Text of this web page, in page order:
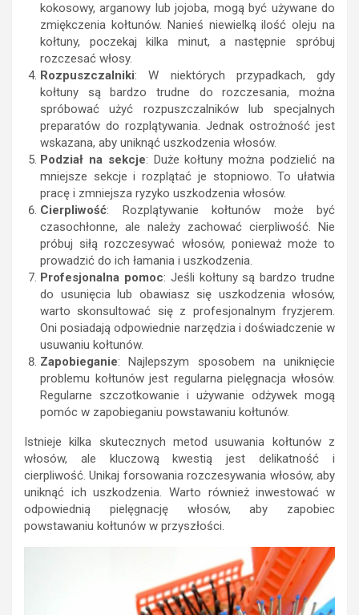
kokosowy, arganowy lub jojoba, mogą być używane do
zmiękczenia kołtunów. Nanieś niewielką ilość oleju na
kołtuny, poczekaj kilka minut, a następnie spróbuj
rozczesać włosy.
Rozpuszczalniki: W niektórych przypadkach, gdy
kołtuny są bardzo trudne do rozczesania, można
spróbować użyć rozpuszczalników lub specjalnych
preparatów do rozplątywania. Jednak ostrożność jest
wskazana, aby uniknąć uszkodzenia włosów.
Podział na sekcje: Duże kołtuny można podzielić na
mniejsze sekcje i rozplątać je stopniowo. To ułatwia
pracę i zmniejsza ryzyko uszkodzenia włosów.
Cierpliwość: Rozplątywanie kołtunów może być
czasochłonne, ale należy zachować cierpliwość. Nie
próbuj siłą rozczesywać włosów, ponieważ może to
prowadzić do ich łamania i uszkodzenia.
Profesjonalna pomoc: Jeśli kołtuny są bardzo trudne
do usunięcia lub obawiasz się uszkodzenia włosów,
warto skonsultować się z profesjonalnym fryzjerem.
Oni posiadają odpowiednie narzędzia i doświadczenie w
usuwaniu kołtunów.
Zapobieganie: Najlepszym sposobem na uniknięcie
problemu kołtunów jest regularna pielęgnacja włosów.
Regularne szczotkowanie i używanie odżywek mogą
pomóc w zapobieganiu powstawaniu kołtunów.
Istnieje kilka skutecznych metod usuwania kołtunów z
włosów, ale kluczową kwestią jest delikatność i
cierpliwość. Unikaj forsowania rozczesywania włosów, aby
uniknąć ich uszkodzenia. Warto również inwestować w
odpowiednią pielęgnację włosów, aby zapobiec
powstawaniu kołtunów w przyszłości.